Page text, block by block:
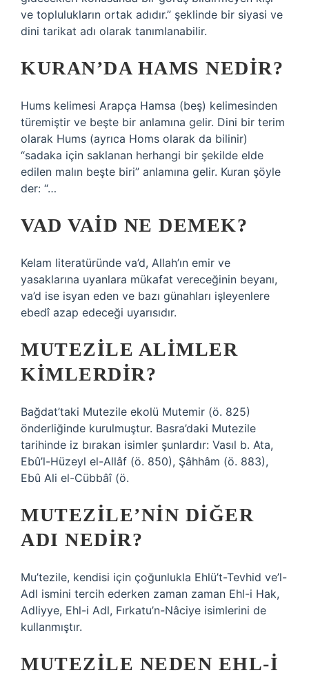
ve toplulukların ortak adıdır.” şeklinde bir siyasi ve
dini tarikat adı olarak tanımlanabilir.
KURAN’DA HAMS NEDIR?
Hums kelimesi Arapça Hamsa (beş) kelimesinden
türemiştir ve beşte bir anlamına gelir. Dini bir terim
olarak Hums (ayrıca Homs olarak da bilinir)
“sadaka için saklanan herhangi bir şekilde elde
edilen malın beşte biri” anlamına gelir. Kuran şöyle
der: “…
VAD VAID NE DEMEK?
Kelam literatüründe va’d, Allah’ın emir ve
yasaklarına uyanlara mükafat vereceğinin beyanı,
va’d ise isyan eden ve bazı günahları işleyenlere
ebedî azap edeceği uyarısıdır.
MUTEZILE ALIMLER
KIMLERDIR?
Bağdat’taki Mutezile ekolü Mutemir (ö. 825)
önderliğinde kurulmuştur. Basra’daki Mutezile
tarihinde iz bırakan isimler şunlardır: Vasıl b. Ata,
Ebû’l-Hüzeyl el-Allâf (ö. 850), Şâhhâm (ö. 883),
Ebû Ali el-Cübbâî (ö.
MUTEZILE’NIN DIĞER
ADI NEDIR?
Mu’tezile, kendisi için çoğunlukla Ehlü’t-Tevhid ve’l-
Adl ismini tercih ederken zaman zaman Ehl-i Hak,
Adliyye, Ehl-i Adl, Fırkatu’n-Nâciye isimlerini de
kullanmıştır.
MUTEZILE NEDEN EHL-I